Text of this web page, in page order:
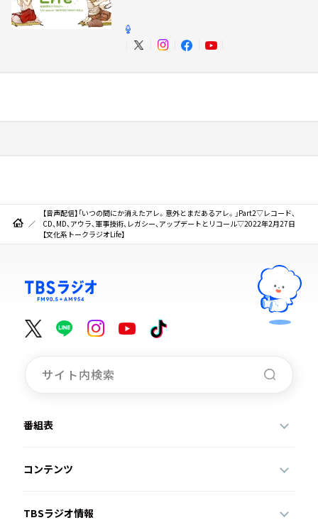
【音声配信】「いつの間にか消えたアレ。意外とまだあるアレ。」Part2▽レコード、
CD、MD、アウラ、軍事技術、レガシー、アップデートとリコール▽2022年2月27日
【文化系トークラジオLife】
番組表
コンテンツ
TBSラジオ情報